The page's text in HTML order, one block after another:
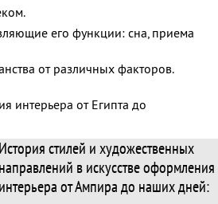
его функции: сна, приема
от различных факторов.
интерьера от Египта до
История стилей и художественных
направлений в искусстве оформления
интерьера от Ампира до наших дней: